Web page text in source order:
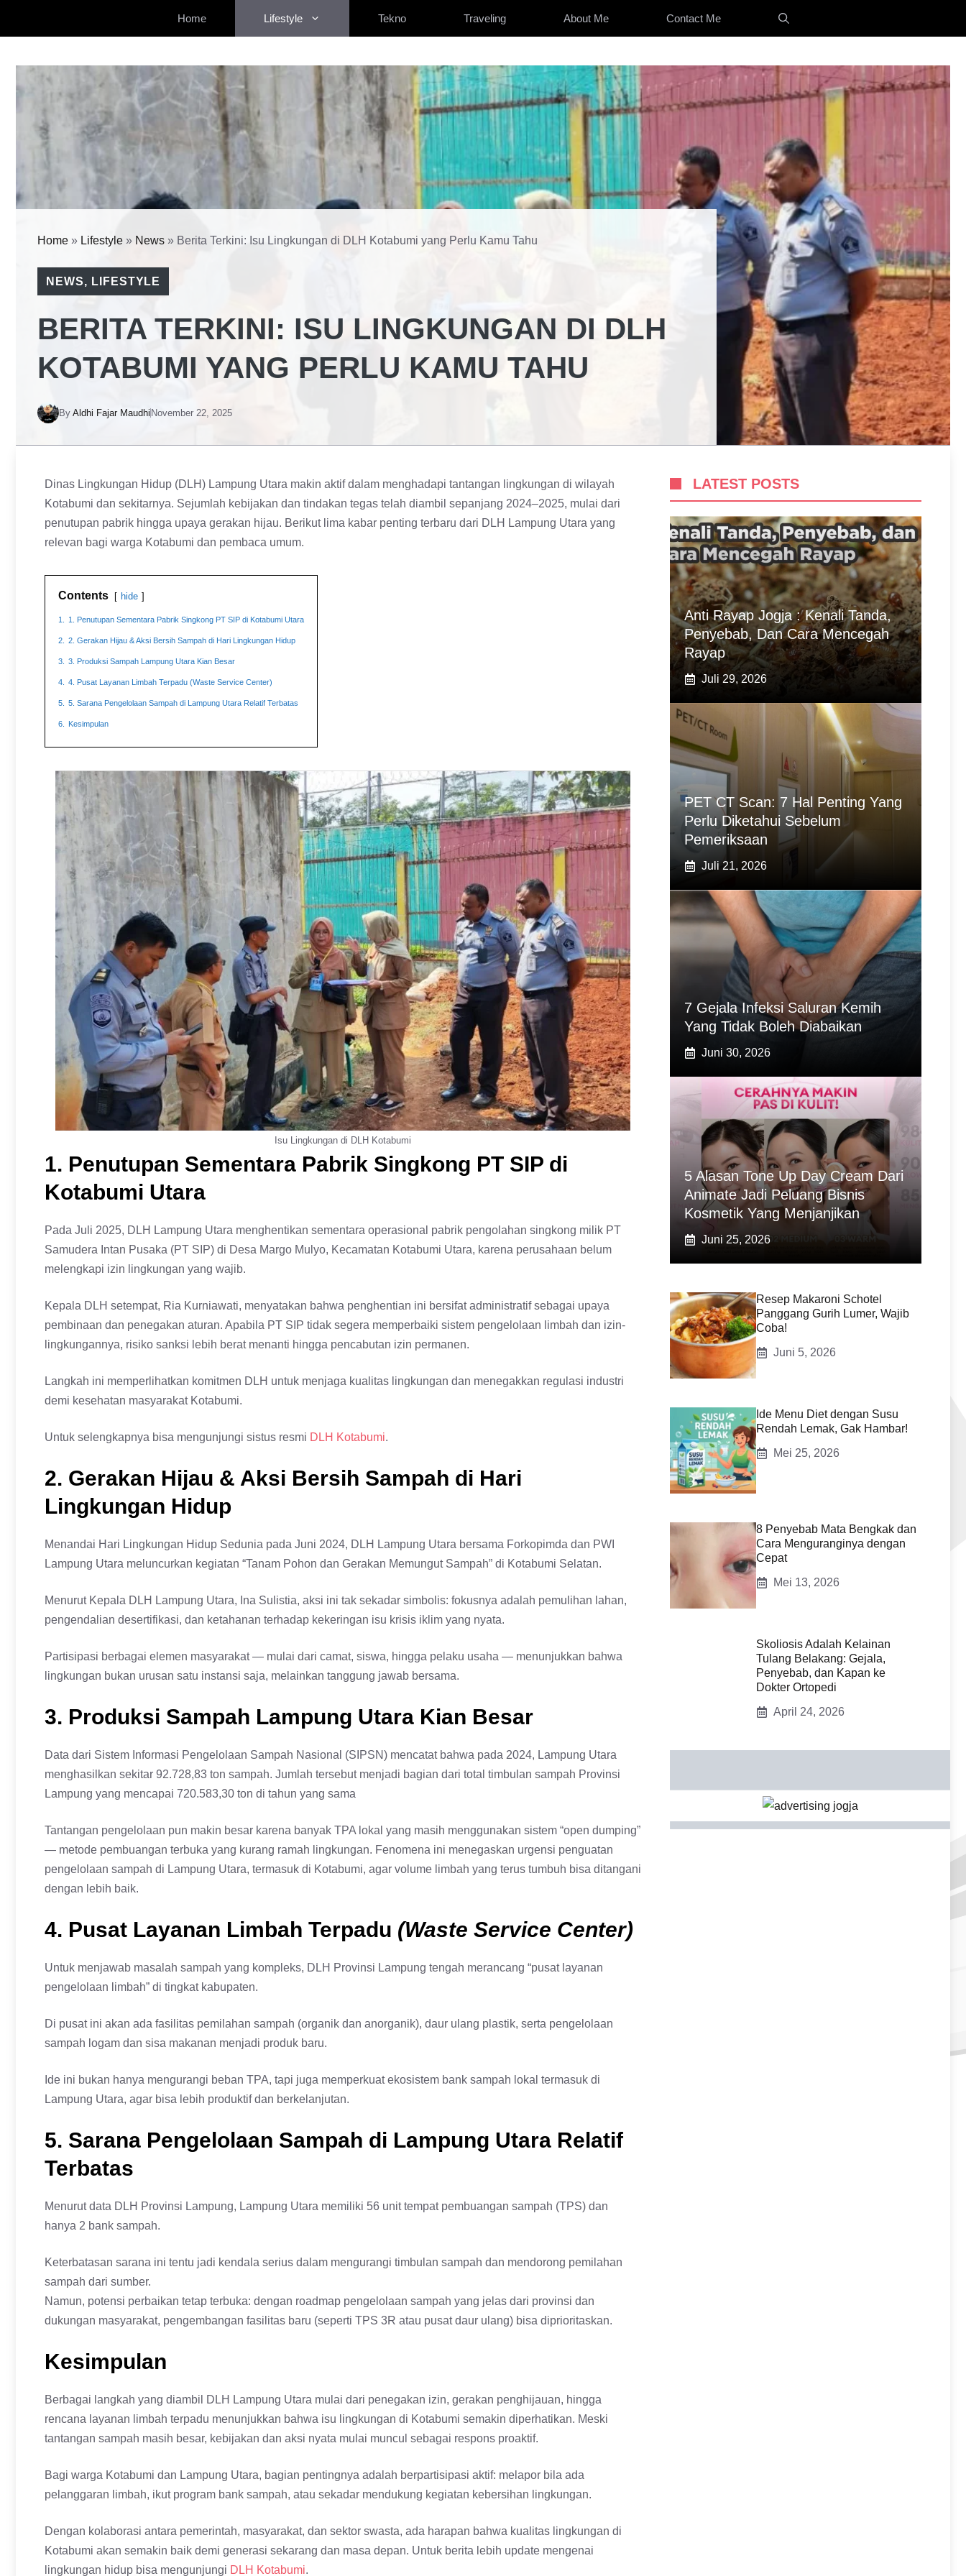
Home Lifestyle Tekno Traveling About Me Contact Me
Home » Lifestyle » News » Berita Terkini: Isu Lingkungan di DLH Kotabumi yang Perlu Kamu Tahu
NEWS, LIFESTYLE
BERITA TERKINI: ISU LINGKUNGAN DI DLH
KOTABUMI YANG PERLU KAMU TAHU
By Aldhi Fajar Maudhi November 22, 2025
Dinas Lingkungan Hidup (DLH) Lampung Utara makin aktif dalam menghadapi tantangan lingkungan di wilayah
Kotabumi dan sekitarnya. Sejumlah kebijakan dan tindakan tegas telah diambil sepanjang 2024–2025, mulai dari
penutupan pabrik hingga upaya gerakan hijau. Berikut lima kabar penting terbaru dari DLH Lampung Utara yang
relevan bagi warga Kotabumi dan pembaca umum.
Contents hide
1. 1. Penutupan Sementara Pabrik Singkong PT SIP di Kotabumi Utara
2. 2. Gerakan Hijau & Aksi Bersih Sampah di Hari Lingkungan Hidup
3. 3. Produksi Sampah Lampung Utara Kian Besar
4. 4. Pusat Layanan Limbah Terpadu (Waste Service Center)
5. 5. Sarana Pengelolaan Sampah di Lampung Utara Relatif Terbatas
6. Kesimpulan
Isu Lingkungan di DLH Kotabumi
1. Penutupan Sementara Pabrik Singkong PT SIP di
Kotabumi Utara
Pada Juli 2025, DLH Lampung Utara menghentikan sementara operasional pabrik pengolahan singkong milik PT
Samudera Intan Pusaka (PT SIP) di Desa Margo Mulyo, Kecamatan Kotabumi Utara, karena perusahaan belum
melengkapi izin lingkungan yang wajib.
Kepala DLH setempat, Ria Kurniawati, menyatakan bahwa penghentian ini bersifat administratif sebagai upaya
pembinaan dan penegakan aturan. Apabila PT SIP tidak segera memperbaiki sistem pengelolaan limbah dan izin-
lingkungannya, risiko sanksi lebih berat menanti hingga pencabutan izin permanen.
Langkah ini memperlihatkan komitmen DLH untuk menjaga kualitas lingkungan dan menegakkan regulasi industri
demi kesehatan masyarakat Kotabumi.
Untuk selengkapnya bisa mengunjungi sistus resmi DLH Kotabumi.
2. Gerakan Hijau & Aksi Bersih Sampah di Hari
Lingkungan Hidup
Menandai Hari Lingkungan Hidup Sedunia pada Juni 2024, DLH Lampung Utara bersama Forkopimda dan PWI
Lampung Utara meluncurkan kegiatan “Tanam Pohon dan Gerakan Memungut Sampah” di Kotabumi Selatan.
Menurut Kepala DLH Lampung Utara, Ina Sulistia, aksi ini tak sekadar simbolis: fokusnya adalah pemulihan lahan,
pengendalian desertifikasi, dan ketahanan terhadap kekeringan isu krisis iklim yang nyata.
Partisipasi berbagai elemen masyarakat — mulai dari camat, siswa, hingga pelaku usaha — menunjukkan bahwa
lingkungan bukan urusan satu instansi saja, melainkan tanggung jawab bersama.
3. Produksi Sampah Lampung Utara Kian Besar
Data dari Sistem Informasi Pengelolaan Sampah Nasional (SIPSN) mencatat bahwa pada 2024, Lampung Utara
menghasilkan sekitar 92.728,83 ton sampah. Jumlah tersebut menjadi bagian dari total timbulan sampah Provinsi
Lampung yang mencapai 720.583,30 ton di tahun yang sama
Tantangan pengelolaan pun makin besar karena banyak TPA lokal yang masih menggunakan sistem “open dumping”
— metode pembuangan terbuka yang kurang ramah lingkungan. Fenomena ini menegaskan urgensi penguatan
pengelolaan sampah di Lampung Utara, termasuk di Kotabumi, agar volume limbah yang terus tumbuh bisa ditangani
dengan lebih baik.
4. Pusat Layanan Limbah Terpadu (Waste Service Center)
Untuk menjawab masalah sampah yang kompleks, DLH Provinsi Lampung tengah merancang “pusat layanan
pengelolaan limbah” di tingkat kabupaten.
Di pusat ini akan ada fasilitas pemilahan sampah (organik dan anorganik), daur ulang plastik, serta pengelolaan
sampah logam dan sisa makanan menjadi produk baru.
Ide ini bukan hanya mengurangi beban TPA, tapi juga memperkuat ekosistem bank sampah lokal termasuk di
Lampung Utara, agar bisa lebih produktif dan berkelanjutan.
5. Sarana Pengelolaan Sampah di Lampung Utara Relatif
Terbatas
Menurut data DLH Provinsi Lampung, Lampung Utara memiliki 56 unit tempat pembuangan sampah (TPS) dan
hanya 2 bank sampah.
Keterbatasan sarana ini tentu jadi kendala serius dalam mengurangi timbulan sampah dan mendorong pemilahan
sampah dari sumber.
Namun, potensi perbaikan tetap terbuka: dengan roadmap pengelolaan sampah yang jelas dari provinsi dan
dukungan masyarakat, pengembangan fasilitas baru (seperti TPS 3R atau pusat daur ulang) bisa diprioritaskan.
Kesimpulan
Berbagai langkah yang diambil DLH Lampung Utara mulai dari penegakan izin, gerakan penghijauan, hingga
rencana layanan limbah terpadu menunjukkan bahwa isu lingkungan di Kotabumi semakin diperhatikan. Meski
tantangan sampah masih besar, kebijakan dan aksi nyata mulai muncul sebagai respons proaktif.
Bagi warga Kotabumi dan Lampung Utara, bagian pentingnya adalah berpartisipasi aktif: melapor bila ada
pelanggaran limbah, ikut program bank sampah, atau sekadar mendukung kegiatan kebersihan lingkungan.
Dengan kolaborasi antara pemerintah, masyarakat, dan sektor swasta, ada harapan bahwa kualitas lingkungan di
Kotabumi akan semakin baik demi generasi sekarang dan masa depan. Untuk berita lebih update mengenai
lingkungan hidup bisa mengunjungi DLH Kotabumi.
LATEST POSTS
Anti Rayap Jogja : Kenali Tanda,
Penyebab, Dan Cara Mencegah
Rayap
Juli 29, 2026
PET CT Scan: 7 Hal Penting Yang
Perlu Diketahui Sebelum
Pemeriksaan
Juli 21, 2026
7 Gejala Infeksi Saluran Kemih
Yang Tidak Boleh Diabaikan
Juni 30, 2026
5 Alasan Tone Up Day Cream Dari
Animate Jadi Peluang Bisnis
Kosmetik Yang Menjanjikan
Juni 25, 2026
Resep Makaroni Schotel
Panggang Gurih Lumer, Wajib
Coba!
Juni 5, 2026
Ide Menu Diet dengan Susu
Rendah Lemak, Gak Hambar!
Mei 25, 2026
8 Penyebab Mata Bengkak dan
Cara Menguranginya dengan
Cepat
Mei 13, 2026
Skoliosis Adalah Kelainan
Tulang Belakang: Gejala,
Penyebab, dan Kapan ke
Dokter Ortopedi
April 24, 2026